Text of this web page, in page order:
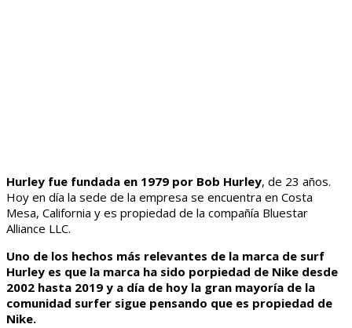
Hurley fue fundada en 1979 por Bob Hurley, de 23 años.
Hoy en día la sede de la empresa se encuentra en Costa
Mesa, California y es propiedad de la compañía Bluestar
Alliance LLC.
Uno de los hechos más relevantes de la marca de surf
Hurley es que la marca ha sido porpiedad de Nike desde
2002 hasta 2019 y a día de hoy la gran mayoría de la
comunidad surfer sigue pensando que es propiedad de
Nike.